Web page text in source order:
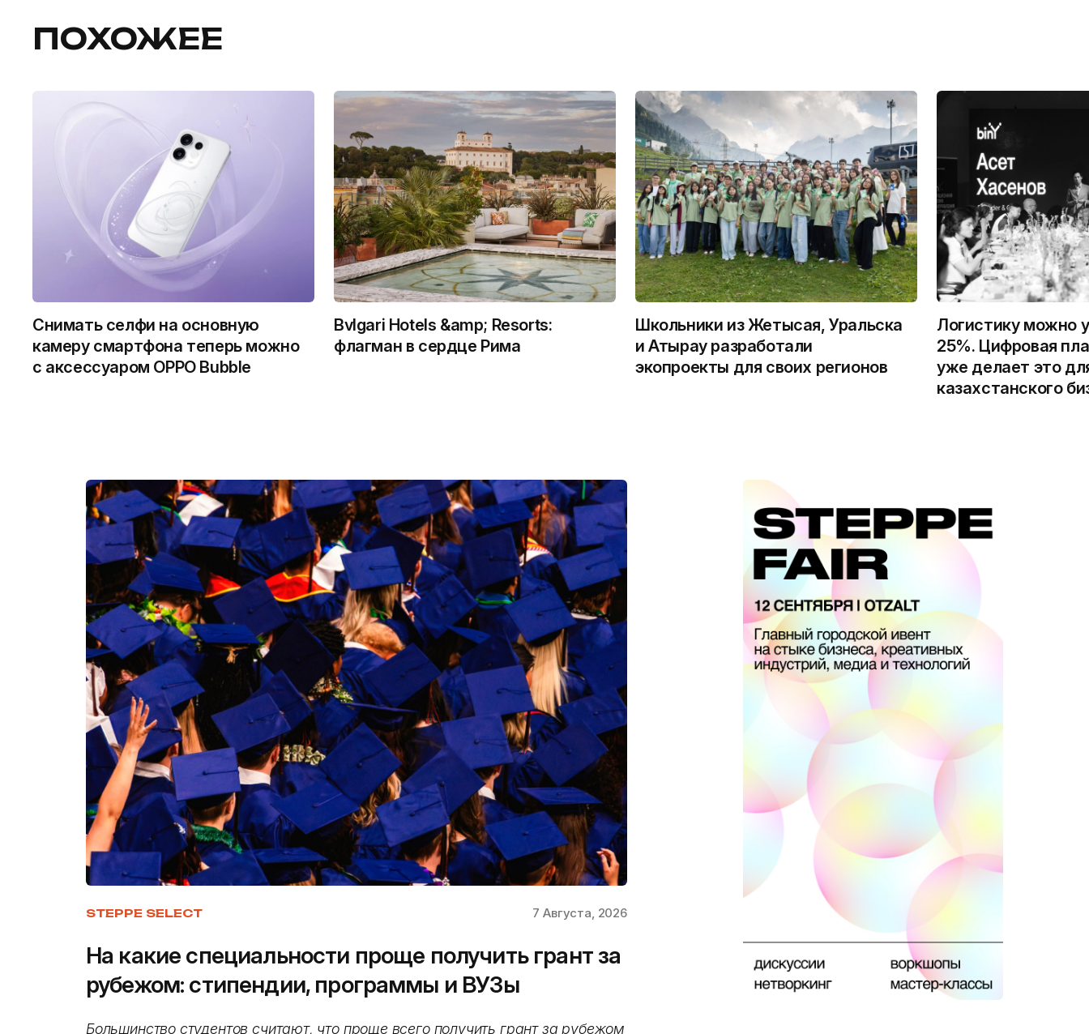
ПОХОЖЕЕ
Снимать селфи на основную
камеру смартфона теперь можно
с аксессуаром OPPO Bubble
Bvlgari Hotels &amp; Resorts:
флагман в сердце Рима
Школьники из Жетысая, Уральска
и Атырау разработали
экопроекты для своих регионов
Логистику можно
25%. Цифровая
уже делает это
казахстанского
STEPPE SELECT 7 Августа, 2026
На какие специальности проще получить грант за
рубежом: стипендии, программы и ВУЗы
Большинство студентов считают, что проще всего получить грант за рубежом